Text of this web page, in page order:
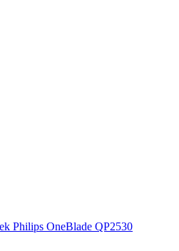
Philips OneBlade QP2530